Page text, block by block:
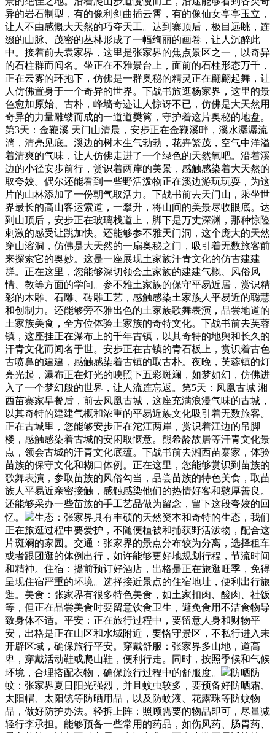
异的岩石制型，有的像利剑曲插云霄，有的像仙女亭亭玉立，
让人不由感慨大天然的巧夺天工。达到寨顶后，极目远眺，连
缀的山脉、茂密的丛林形成了一幅绚丽的画卷，让人沉醉此
中。接着前去袁家界，这里是张家界的焦点景区之一，以奇异
的石柱群而闻名。坐正在不雅景台上，面前的石柱形态万千，
正在云雾的环抱下，仿佛是一群奥秘的精灵正在翩翩起舞，让
人仿佛置身于一个奇异的世界。下战书旅逛杨家界，这里的景
色愈加原始、古朴，峰墙奇迹让人惊讶不已，仿佛是大天然用
奇异的力量雕镂而成的一道道樊篱，守护着这片奥秘的地盘。
第3天：金鞭溪 天门山清晨，安步正在金鞭溪畔，溪水潺潺流
淌，清亮见底。溪边的树木生气勃勃，花卉繁茂，空气中洋溢
着清爽的气味，让人仿佛走进了一个绿色的天然氧吧。沿着溪
边的小径安步前行，赏识着两岸的美景，感触感染着大天然的
取夸姣。偶尔还能看到一些野活泼物正在溪边游玩玩耍，为这
片的山林添加了一份朝气取活力。下战书前去天门山，乘坐世
界最长的高山客运索道，一攀升，将山间的美景尽收眼底。达
到山顶后，安步正在玻璃栈道上，脚下是万丈深渊，那种惊险
刺激的感受让跳加快。还能够参不雅天门洞，这个庞大的天然
穿山溶洞，仿佛是大天然的一扇奥秘之门，吸引着无数旅客前
来探索它的奥妙。这是一座展现土家族汗青文化的仿古建建
群。正在这里，您能够深切领会土家族的建建气概、风俗风
情、教等方面的学问。参不雅土家族的保守平易近居，赏识精
彩的木雕、石雕、砖雕工艺，感触感染土家族人平易近的聪慧
和创制力。还能够旁不雅出色的土家族歌舞表演，品尝地道的
土家族美食，全方位体验土家族的奇特文化。下战书前去芙蓉
镇，这座挂正在瀑布上的千年古镇，以其奇特的地舆和长久的
汗青文化而闻名于世。安步正在古镇的青石板上，赏识着古色
古喷鼻的建建，感触感染着古镇的取古朴。夜晚，芙蓉镇的灯
亮光起，瀑布正在灯光的映照下五彩斑斓，如梦如幻，仿佛进
入了一个梦幻般的世界，让人流连忘返。第5天：凤凰古城 湘
西苗寨家早餐后，前去凤凰古城，这座充满浪漫气味的古城，
以其奇特的建建气概和浓重的平易近族文化吸引着无数旅客。
正在古城里，您能够安步正在沱江两岸，赏识着江边的吊脚
楼，感触感染着古城的安闲取惬意。熊希龄故居等汗青文化景
点，领会古城的汗青文化底蕴。下战书前去湘西苗寨家，体验
苗族的保守文化和糊口体例。正在这里，您能够赏识到苗族的
歌舞表演，参取苗族的风俗勾当，品尝苗族的特色美食，取苗
族人平易近亲密接触，感触感染他们的热情好客和憨厚善良。
还能够采办一些苗族的手工艺品做为留念，留下这段夸姣的回
忆。
生态：张家界具有丰硕的天然资本和奇特的生态，我们
正在旅逛过程中要爱护，不随便植被和捕获野活泼物，配合这
片斑斓的家园。交通：张家界的景点分布较为分离，选择租车
或者跟团逛的体例出行，如许能够更好地规划行程，节流时间
和精神。住宿：提前预订好酒店，出格是正在旅逛旺季，免得
呈现住宿严重的环境。选择接近景点的住宿地址，便利出行旅
逛。美食：张家界有很多特色美食，如土家扣肉、酸肉、社饭
等，但正在品尝美食时要留意饮食卫生，避免食用不洁食物导
致身体不适。平安：正在旅行过程中，要留意人身和财物平
安，出格是正在山区和水域附近，要恪守景区，不私行进入未
开辟区域，确保旅行平安。穿戴舒服：张家界多山地，道高
卑，穿戴活动鞋或爬山鞋，便利行走。同时，按照季候和气候
环境，合理搭配衣物，确保旅行过程中的舒服度。
防晒防
蚊：张家界夏日阳光强烈，并且蚊虫较多，要预备好防晒霜、
太阳帽、太阳镜等防晒用品，以及防蚊液、花露珠等防蚊物
品，做好防护办法。轻拆上阵：照顾需要的物品即可，尽量减
轻行李承担。能够预备一些常用的药品，如伤风药、肠胃药、